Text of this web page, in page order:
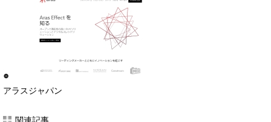
アラスジャパン
関連記事